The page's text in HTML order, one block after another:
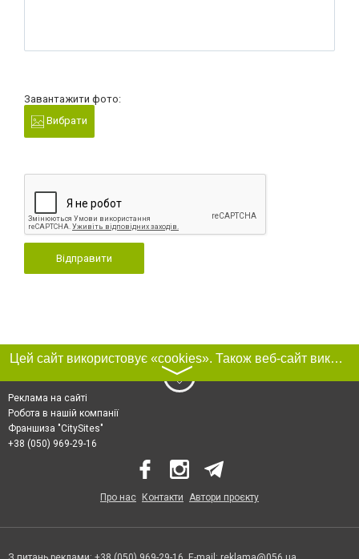
Завантажити фото:
Вибрати
Відправити
Цей сайт використовує «cookies». Також веб-сайт використовує інтернет-сервіс для збору технічних даних стосовно відвідувачів з метою отримання маркетингової та статистичної інформації. Умови обробки даних відвідувачів сайту див.
〉
Реклама на сайті
Робота в нашій компанії
Франшиза "CitySites"
+38 (050) 969-29-16
Про нас Контакти Автори проєкту